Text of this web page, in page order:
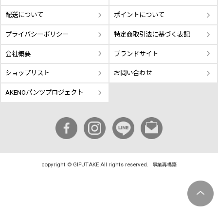
配送について ポイントについて
プライバシーポリシー 特定商取引法に基づく表記
会社概要 ブランドサイト
ショップリスト お問い合わせ
AKENOパンツプロジェクト
copyright © GIFUTAKE All rights reserved. 事業再構築